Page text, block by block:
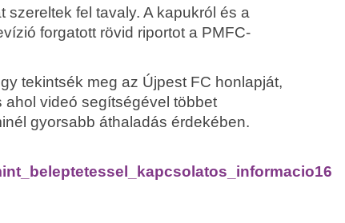
fel tavaly. A kapukról és a
forgatott rövid riportot a PMFC-
tekintsék meg az Újpest FC honlapját,
videó segítségével többet
gyorsabb áthaladás érdekében.